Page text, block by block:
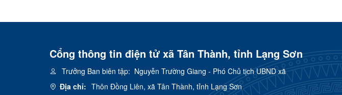
Cổng thông tin điện tử xã Tân Thành, tỉnh Lạng Sơn
Trưởng Ban biên tập: Nguyễn Trường Giang - Phó Chủ tịch UBND xã
Địa chỉ: Thôn Đồng Liên, xã Tân Thành, tỉnh Lạng Sơn